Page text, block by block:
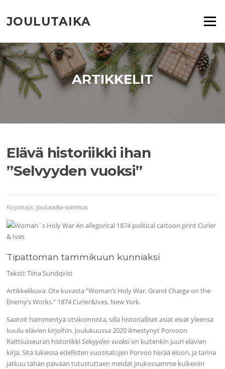
suoraan
sisältöön
JOULUTAIKA Valikko
ARTIKKELIT
Elävä historiikki ihan
”Selvyyden vuoksi”
Kirjoittaja: joulutaika-toimitus
Tipattoman tammikuun kunniaksi
Teksti: Tiina Sundqvist
Artikkelikuva: Ote kuvasta ”Woman’s Holy War. Grand Charge on the
Enemy’s Works.” 1874 Curier&Ives, New York.
Saatoit hämmentyä otsikoinnista, sillä historialliset asiat eivät yleensä
kuulu elävien kirjoihin. Joulukuussa 2020 ilmestynyt Porvoon
Raittiusseuran historiikkiSelvyyden vuoksion kuitenkin juuri elävien
kirja. Sitä lukiessa edellisten vuosisatojen Porvoo herää eloon, ja tarina
jatkuu tähän päivään tutustuttaen meidät joukossamme kulkeviin